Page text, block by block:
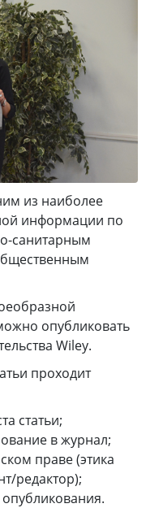
из наиболее
информации по
санитарным
опубликовать
Wiley.
проходит
статьи;
в журнал;
праве (этика
редактор);